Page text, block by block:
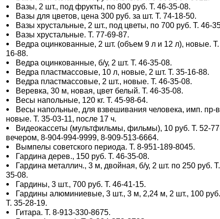
Вазы, 2 шт., под фрукты, по 800 руб. Т. 46-35-08.
Вазы для цветов, цена 300 руб. за шт. Т. 74-18-50.
Вазы хрустальные, 2 шт., под цветы, по 700 руб. Т. 46-
Вазы хрустальные. Т. 77-69-87.
Ведра оцинкованные, 2 шт. (объем 9 л и 12 л), новые.
16-88.
Ведра оцинкованные, б/у, 2 шт. Т. 46-35-08.
Ведра пластмассовые, 10 л, новые, 2 шт. Т. 35-16-88.
Ведра пластмассовые, 2 шт., новые. Т. 46-35-08.
Веревка, 30 м, новая, цвет белый. Т. 46-35-08.
Весы напольные, 120 кг. Т. 45-98-64.
Весы напольные, для взвешивания человека, имп. пр-
новые. Т. 35-03-11, после 17 ч.
Видеокассеты (мультфильмы, фильмы), 10 руб. Т. 52-
вечером, 8-904-994-9999, 8-909-513-6664.
Вымпелы советского периода. Т. 8-951-189-8045.
Гардина дерев., 150 руб. Т. 46-35-08.
Гардина металлич., 3 м, двойная, б/у, 2 шт. по 250 руб.
35-08.
Гардины, 3 шт., 700 руб. Т. 46-41-15.
Гардины алюминиевые, 3 шт., 3 м, 2,24 м, 2 шт., 100
Т. 35-28-19.
Гитара. Т. 8-913-330-8675.